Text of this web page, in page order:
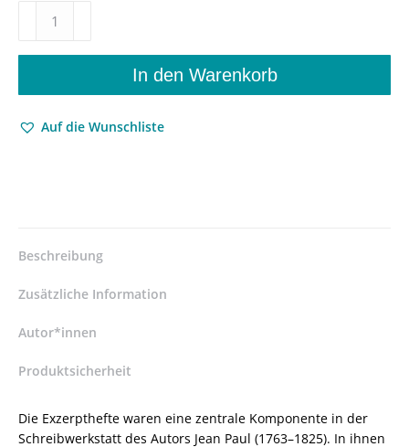
Exzerpten
Michael
978-
8260-
6
978-
82-
605116-
In den Warenkorb
Auf die Wunschliste
Beschreibung
Zusätzliche Information
Autor*innen
Produktsicherheit
Die Exzerpthefte waren eine zentrale Komponente in der
Schreibwerkstatt des Autors Jean Paul (1763–1825). In ihnen